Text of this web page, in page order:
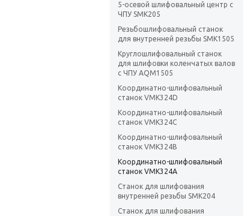
5-осевой шлифовальный центр с
ЧПУ SMK205
Резьбошлифовальный станок
для внутренней резьбы SMK1505
Круглошлифовальный станок
для шлифовки коленчатых валов
с ЧПУ AQM1505
Координатно-шлифовальный
станок VMK324D
Координатно-шлифовальный
станок VMK324С
Координатно-шлифовальный
станок VMK324B
Координатно-шлифовальный
станок VMK324A
Станок для шлифования
внутренней резьбы SMK204
Станок для шлифования